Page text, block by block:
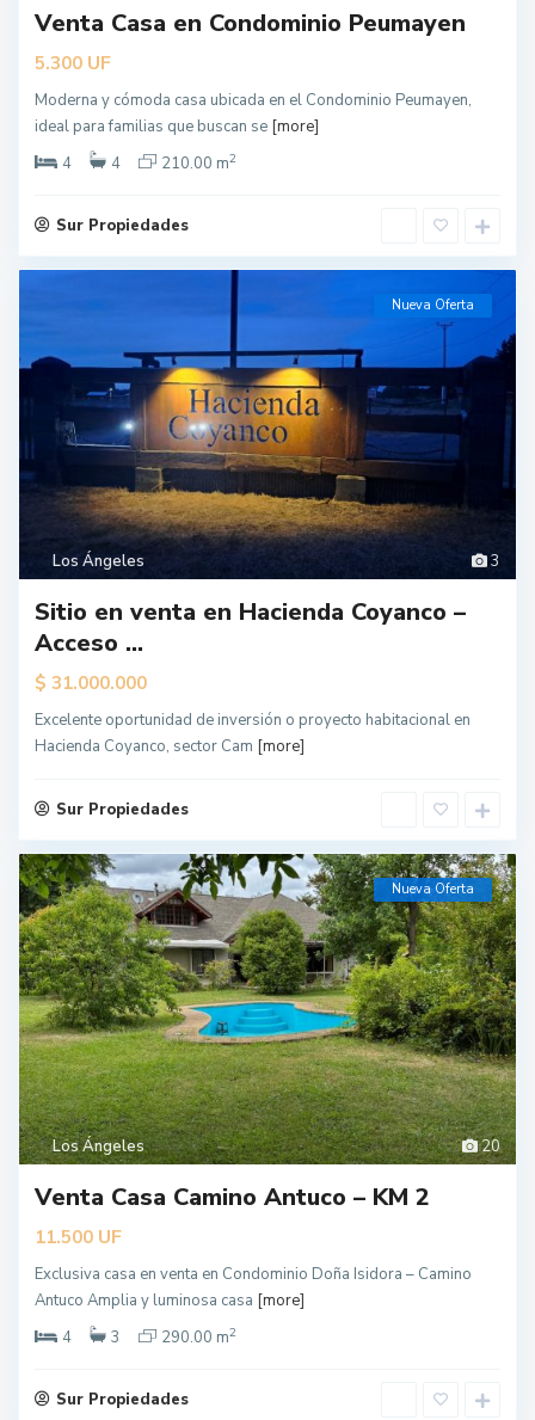
Venta Casa en Condominio Peumayen
5.300 UF
Moderna y cómoda casa ubicada en el Condominio Peumayen,
ideal para familias que buscan se [more]
4
4 210.00 m2
Sur Propiedades
3
Los Ángeles
Nueva Oferta
Sitio en venta en Hacienda Coyanco –
Acceso ...
$ 31.000.000
Excelente oportunidad de inversión o proyecto habitacional en
Hacienda Coyanco, sector Cam [more]
Sur Propiedades
20
Los Ángeles
Nueva Oferta
Venta Casa Camino Antuco – KM 2
11.500 UF
Exclusiva casa en venta en Condominio Doña Isidora – Camino
Antuco Amplia y luminosa casa [more]
4
3 290.00 m2
Sur Propiedades